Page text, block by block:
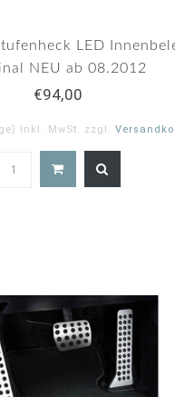
LED
NEU ab 08.2012
€94,00
Inkl. MwSt. zzgl.